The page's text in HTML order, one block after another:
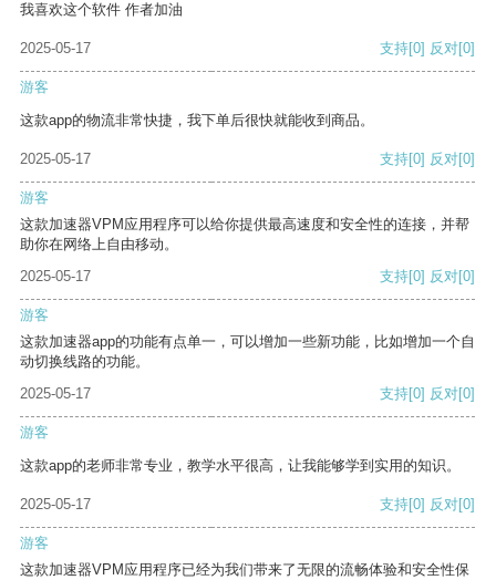
我喜欢这个软件 作者加油
2025-05-17 支持[0] 反对[0]
游客
这款app的物流非常快捷，我下单后很快就能收到商品。
2025-05-17 支持[0] 反对[0]
游客
这款加速器VPM应用程序可以给你提供最高速度和安全性的连接，并帮
助你在网络上自由移动。
2025-05-17
支持[0] 反对[0]
游客
这款加速器app的功能有点单一，可以增加一些新功能，比如增加一个自
动切换线路的功能。
2025-05-17
支持[0] 反对[0]
游客
这款app的老师非常专业，教学水平很高，让我能够学到实用的知识。
2025-05-17 支持[0] 反对[0]
游客
这款加速器VPM应用程序已经为我们带来了无限的流畅体验和安全性保